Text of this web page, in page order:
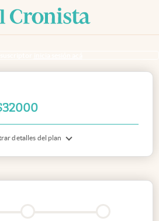
32000
detalles del plan